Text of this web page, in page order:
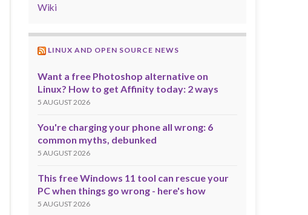
Wiki
LINUX AND OPEN SOURCE NEWS
Want a free Photoshop alternative on
Linux? How to get Affinity today: 2 ways
5 AUGUST 2026
You're charging your phone all wrong: 6
common myths, debunked
5 AUGUST 2026
This free Windows 11 tool can rescue your
PC when things go wrong - here's how
5 AUGUST 2026